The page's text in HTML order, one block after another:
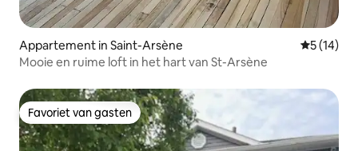
Appartement in Saint-Arsène
5 (14)
Mooie en ruime loft in het hart van St-Arsène
Favoriet van gasten
Favoriet van gasten